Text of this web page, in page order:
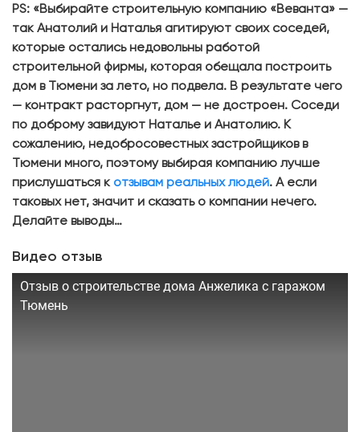
РS: «Выбирайте строительную компанию «Веванта» —
так Анатолий и Наталья агитируют своих соседей,
которые остались недовольны работой
строительной фирмы, которая обещала построить
дом в Тюмени за лето, но подвела. В результате чего
— контракт расторгнут, дом — не достроен. Соседи
по доброму завидуют Наталье и Анатолию. К
сожалению, недобросовестных застройщиков в
Тюмени много, поэтому выбирая компанию лучше
прислушаться к отзывам реальных людей. А если
таковых нет, значит и сказать о компании нечего.
Делайте выводы…
Видео отзыв
Отзыв о строительстве дома Анжелика с гаражом
Тюмень